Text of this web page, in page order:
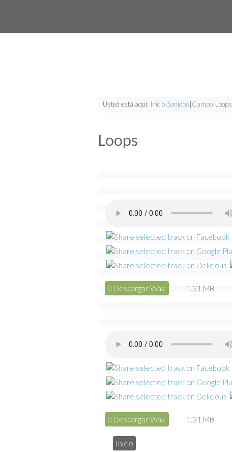
Usted está aquí: Inicio Sonidos Campo Loops
Loops
Descargar Wav 1.31 MB
Descargar Wav 1.31 MB
Inicio